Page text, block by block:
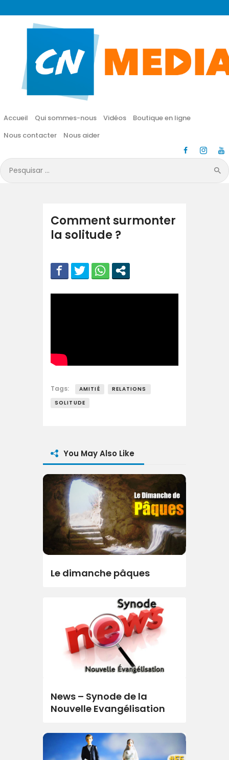
Accueil Qui sommes-nous Vidéos
Boutique en ligne
Nous contacter
Nous aider
Pesquisar
por:
CN MÉDIA
Une vie nouvelle en JESUS !
Accueil
Vidéos
Boutique en ligne
Nous aider
Comment surmonter
la solitude ?
Tags: AMITIÉ
RELATIONS
SOLITUDE
You May Also Like
Le dimanche pâques
News – Synode de la
Nouvelle Evangélisation